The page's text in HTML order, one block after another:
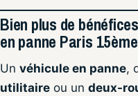
Bien plus de
en panne Paris
Un véhicule en panne,
utilitaire ou un deux-